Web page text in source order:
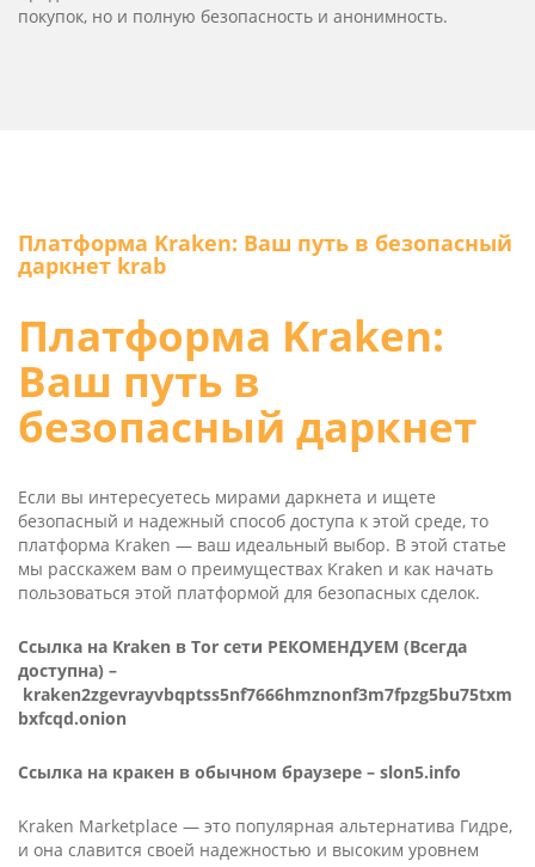
покупок, но и полную безопасность и анонимность.
Платформа Kra­ken: Ваш путь в безопасный
даркнет krab
Платформа Kra­ken:
Ваш путь в
безопасный даркнет
Если вы интересуетесь мирами даркнета и ищете
безопасный и надежный способ доступа к этой среде, то
платформа Kra­ken — ваш идеальный выбор. В этой статье
мы расскажем вам о преимуществах Kra­ken и как начать
пользоваться этой платформой для безопасных сделок.
Ссылка на Kra­ken в Tor сети РЕКОМЕНДУЕМ (Всегда
доступна) –
kraken2zgevrayvbqptss5nf7666hmznonf3m7fpzg5bu75txm
bxfcqd.onion
Ссылка на кракен в обычном браузере – slon5.info
Kra­ken Mar­ket­place — это популярная альтернатива Гидре,
и она славится своей надежностью и высоким уровнем